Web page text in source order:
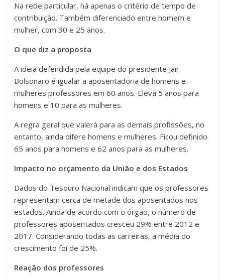
Na rede particular, há apenas o critério de tempo de
contribuição. Também diferenciado entre homem e
mulher, com 30 e 25 anos.
O que diz a proposta
A ideia defendida pela equipe do presidente Jair
Bolsonaro é igualar a aposentadoria de homens e
mulheres professores em 60 anos. Eleva 5 anos para
homens e 10 para as mulheres.
A regra geral que valerá para as demais profissões, no
entanto, ainda difere homens e mulheres. Ficou definido
65 anos para homens e 62 anos para as mulheres.
Impacto no orçamento da União e dos Estados
Dados do Tesouro Nacional indicam que os professores
representam cerca de metade dos aposentados nos
estados. Ainda de acordo com o órgão, o número de
professores aposentados cresceu 29% entre 2012 e
2017. Considerando todas as carreiras, a média do
crescimento foi de 25%.
Reação dos professores